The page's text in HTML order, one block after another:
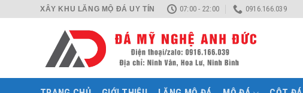
XÂY KHU LĂNG MỘ ĐÁ UY TÍN 07:00 - 22:00 0916.166.039